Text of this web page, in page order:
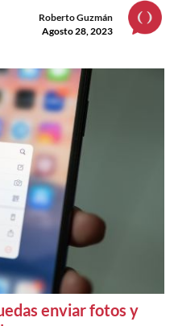
Roberto Guzmán
Agosto 28, 2023
enviar fotos y